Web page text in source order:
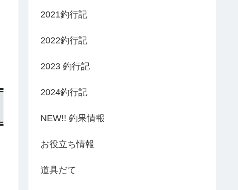
2021釣行記
2022釣行記
2023 釣行記
2024釣行記
NEW!! 釣果情報
お役立ち情報
道具だて